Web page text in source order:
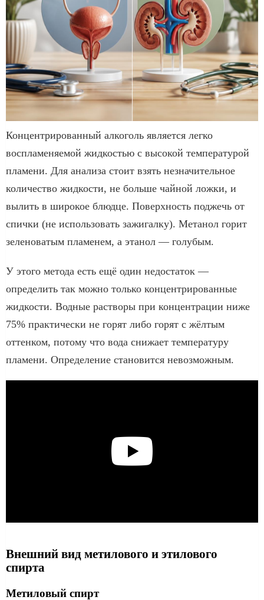
Концентрированный алкоголь является легко
воспламеняемой жидкостью с высокой температурой
пламени. Для анализа стоит взять незначительное
количество жидкости, не больше чайной ложки, и
вылить в широкое блюдце. Поверхность поджечь от
спички (не использовать зажигалку). Метанол горит
зеленоватым пламенем, а этанол — голубым.
У этого метода есть ещё один недостаток —
определить так можно только концентрированные
жидкости. Водные растворы при концентрации ниже
75% практически не горят либо горят с жёлтым
оттенком, потому что вода снижает температуру
пламени. Определение становится невозможным.
Внешний вид метилового и этилового
спирта
Метиловый спирт